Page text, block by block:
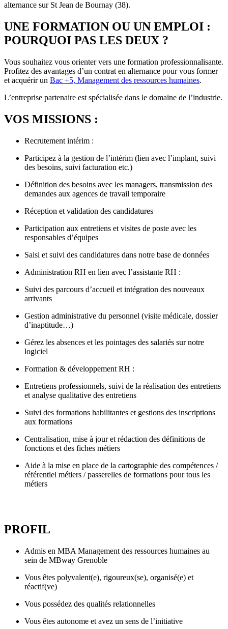
alternance sur St Jean de Bournay (38).
UNE FORMATION OU UN EMPLOI :
POURQUOI PAS LES DEUX ?
Vous souhaitez vous orienter vers une formation professionnalisante.
Profitez des avantages d’un contrat en alternance pour vous former
et acquérir un Bac +5, Management des ressources humaines.
L’entreprise partenaire est spécialisée dans le domaine de l’industrie.
VOS MISSIONS :
Recrutement intérim :
Participez à la gestion de l’intérim (lien avec l’implant, suivi
des besoins, suivi facturation etc.)
Définition des besoins avec les managers, transmission des
demandes aux agences de travail temporaire
Réception et validation des candidatures
Participation aux entretiens et visites de poste avec les
responsables d’équipes
Saisi et suivi des candidatures dans notre base de données
Administration RH en lien avec l’assistante RH :
Suivi des parcours d’accueil et intégration des nouveaux
arrivants
Gestion administrative du personnel (visite médicale, dossier
d’inaptitude…)
Gérez les absences et les pointages des salariés sur notre
logiciel
Formation & développement RH :
Entretiens professionnels, suivi de la réalisation des entretiens
et analyse qualitative des entretiens
Suivi des formations habilitantes et gestions des inscriptions
aux formations
Centralisation, mise à jour et rédaction des définitions de
fonctions et des fiches métiers
Aide à la mise en place de la cartographie des compétences /
référentiel métiers / passerelles de formations pour tous les
métiers
PROFIL
Admis en MBA Management des ressources humaines au
sein de MBway Grenoble
Vous êtes polyvalent(e), rigoureux(se), organisé(e) et
réactif(ve)
Vous possédez des qualités relationnelles
Vous êtes autonome et avez un sens de l’initiative